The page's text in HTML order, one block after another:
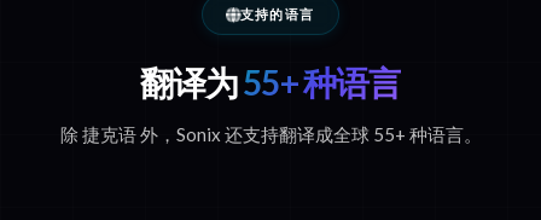
支持的语言
翻译为55+ 种语言
除 捷克语 外，Sonix 还支持翻译成全球 55+ 种语言。